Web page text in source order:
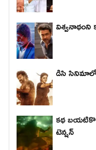
విశ్వనాథంని
డిసి సినిమాలో
కథ
టెన్షన్